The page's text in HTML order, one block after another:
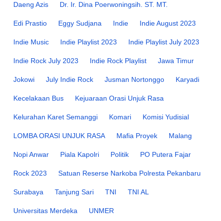
Daeng Azis Dr. Ir. Dina Poerwoningsih. ST. MT.
Edi Prastio Eggy Sudjana Indie Indie August 2023
Indie Music Indie Playlist 2023 Indie Playlist July 2023
Indie Rock July 2023 Indie Rock Playlist Jawa Timur
Jokowi July Indie Rock Jusman Nortonggo Karyadi
Kecelakaan Bus Kejuaraan Orasi Unjuk Rasa
Kelurahan Karet Semanggi Komari Komisi Yudisial
LOMBA ORASI UNJUK RASA Mafia Proyek Malang
Nopi Anwar Piala Kapolri Politik PO Putera Fajar
Rock 2023 Satuan Reserse Narkoba Polresta Pekanbaru
Surabaya Tanjung Sari TNI TNI AL
Universitas Merdeka UNMER